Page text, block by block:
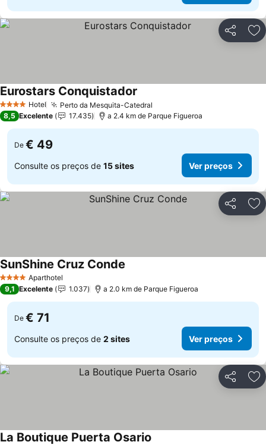
Partilhar
4 EstrelasHotel Perto da Mesquita-Catedral
Eurostars Conquistador
8,5 Excelente 17.435 a 2.4 km de Parque Figueroa
De € 49
Consulte os preços de 15 sites Ver preços
Partilhar
4 EstrelasAparthotel
SunShine Cruz Conde
9,1 Excelente 1.037 a 2.0 km de Parque Figueroa
De € 71
Consulte os preços de 2 sites Ver preços
Partilhar
La Boutique Puerta Osario